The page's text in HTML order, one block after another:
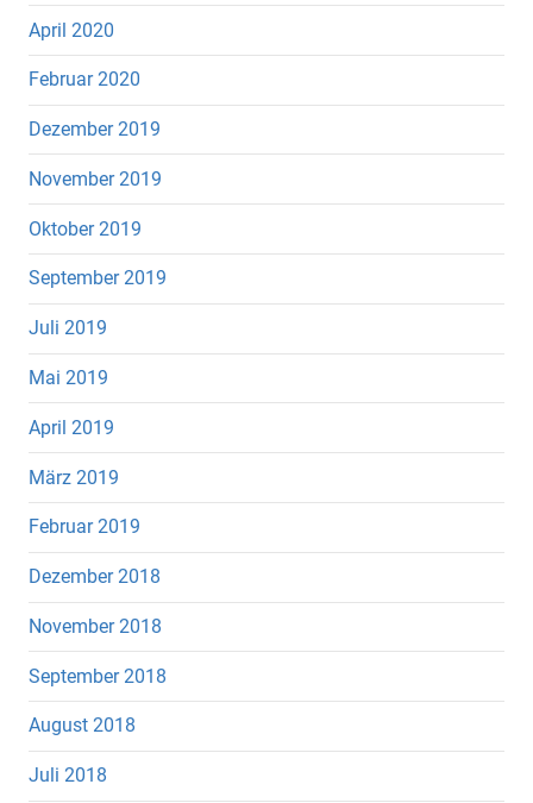
April 2020
Februar 2020
Dezember 2019
November 2019
Oktober 2019
September 2019
Juli 2019
Mai 2019
April 2019
März 2019
Februar 2019
Dezember 2018
November 2018
September 2018
August 2018
Juli 2018